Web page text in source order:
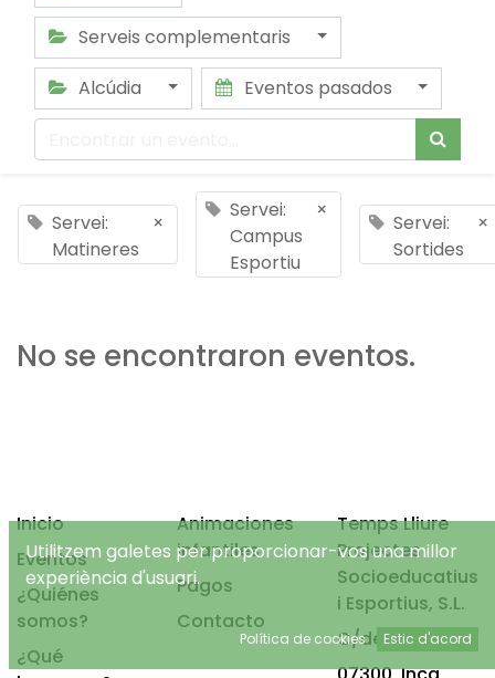
Serveis complementaris
Alcúdia
Eventos pasados
Servei:
Matineres
×
Servei:
Campus
Esportiu
×
Servei:
Sortides
×
No se encontraron eventos.
Inicio
Eventos
¿Quiénes
somos?
¿Qué
Animaciones
infantiles
Pagos
Contacto
Temps Lliure
Projectes
Socioeducatius
i Esportius, S.L.
C/de Mancor, 4
Utilitzem galetes per proporcionar-vos una millor
experiència d'usuari.
Política de cookies Estic d'acord